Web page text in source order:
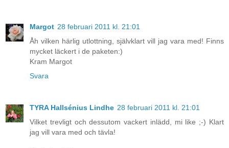
Margot 28 februari 2011 kl. 21:01
Åh vilken härlig utlottning, självklart vill jag vara med! Finns
mycket läckert i de paketen:)
Kram Margot
Svara
TYRA Hallsénius Lindhe 28 februari 2011 kl. 21:01
Vilket trevligt och dessutom vackert inlädd, mi like ;-) Klart
jag vill vara med och tävla!